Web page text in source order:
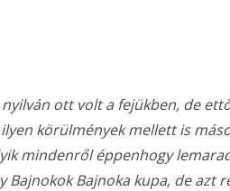
ott volt a fejükben, de
körülmények mellett is
mindenről éppenhogy
Bajnokok Bajnoka kupa, de azt